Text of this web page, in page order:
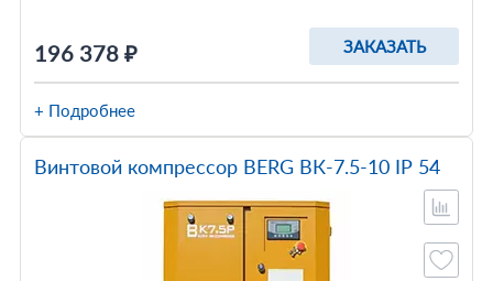
196 378 ₽ ЗАКАЗАТЬ
+ Подробнее
Винтовой компрессор BERG ВК-7.5-10 IP 54